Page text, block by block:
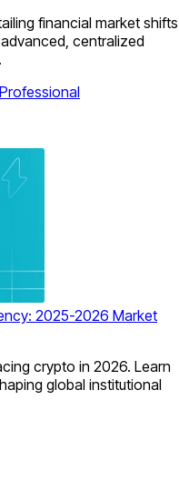
financial market shifts
centralized
Professional
2025-2026 Market
crypto in 2026. Learn
global institutional